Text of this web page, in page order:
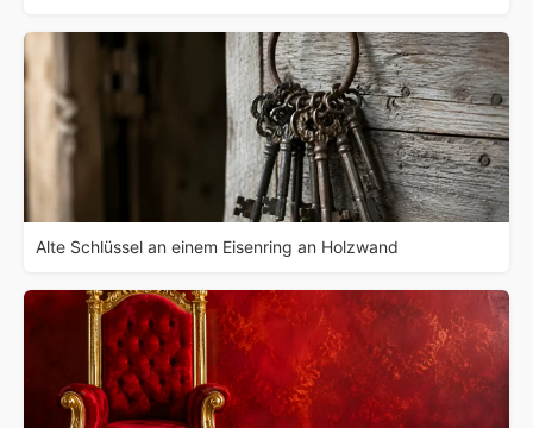
Alte Schlüssel an einem Eisenring an Holzwand